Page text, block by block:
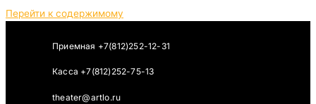
Перейти к содержимому
Приемная +7(812)252-12-31
Касса +7(812)252-75-13
theater@artlo.ru